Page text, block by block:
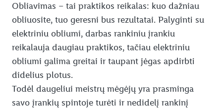
Obliavimas – tai praktikos reikalas: kuo dažniau
obliuosite, tuo geresni bus rezultatai. Palyginti su
elektriniu obliumi, darbas rankiniu įrankiu
reikalauja daugiau praktikos, tačiau elektriniu
obliumi galima greitai ir taupant jėgas apdirbti
didelius plotus.
Todėl daugeliui meistrų mėgėjų yra prasminga
savo įrankių spintoje turėti ir nedidelį rankinį